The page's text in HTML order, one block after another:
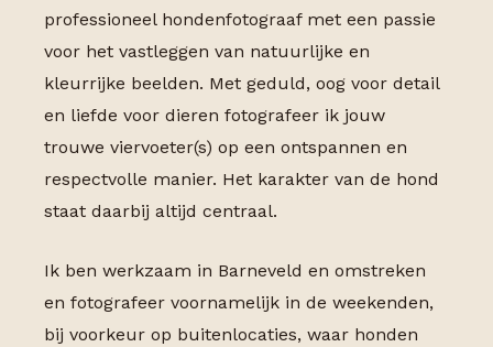
professioneel hondenfotograaf met een passie
voor het vastleggen van natuurlijke en
kleurrijke beelden. Met geduld, oog voor detail
en liefde voor dieren fotografeer ik jouw
trouwe viervoeter(s) op een ontspannen en
respectvolle manier. Het karakter van de hond
staat daarbij altijd centraal.
Ik ben werkzaam in Barneveld en omstreken
en fotografeer voornamelijk in de weekenden,
bij voorkeur op buitenlocaties, waar honden